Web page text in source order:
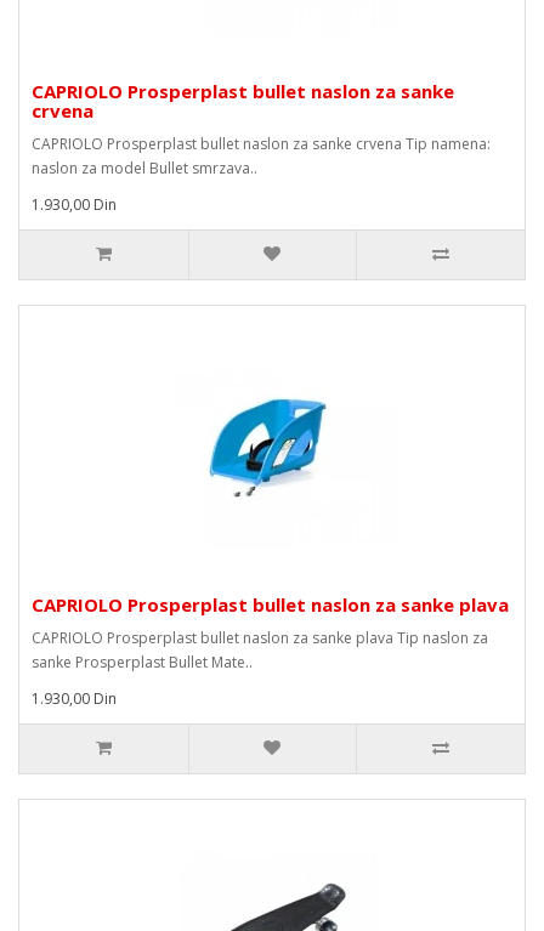
CAPRIOLO Prosperplast bullet naslon za sanke
crvena
CAPRIOLO Prosperplast bullet naslon za sanke crvena Tip namena:
naslon za model Bullet smrzava..
1.930,00 Din
CAPRIOLO Prosperplast bullet naslon za sanke plava
CAPRIOLO Prosperplast bullet naslon za sanke plava Tip naslon za
sanke Prosperplast Bullet Mate..
1.930,00 Din